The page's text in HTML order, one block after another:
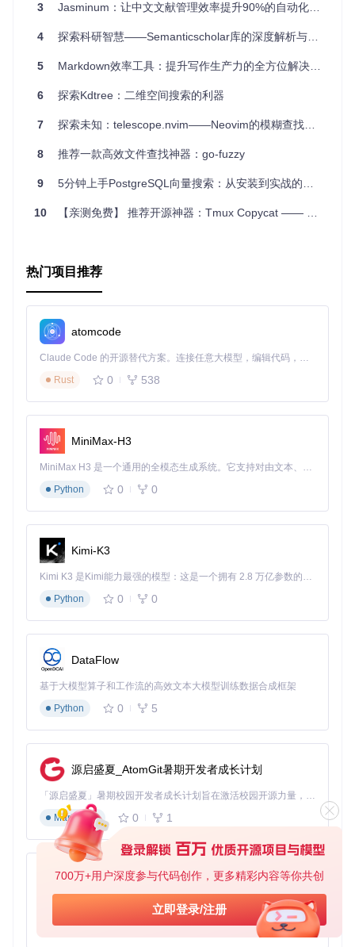
700万+用户深度参与代码创作，更多精彩内容等你共创
立即登录/注册
cs社区对效率和用户体验的关注。如果你尚未尝试过类似工
受高效文件查找的魅力吧！
3 Jasminum：让中文文献管理效率提升90%的自动化解决方案
4 探索科研智慧——Semanticscholar库的深度解析与应用
5 Markdown效率工具：提升写作生产力的全方位解决方案
6 探索Kdtree：二维空间搜索的利器
7 探索未知：telescope.nvim——Neovim的模糊查找利器
8 推荐一款高效文件查找神器：go-fuzzy
9 5分钟上手PostgreSQL向量搜索：从安装到实战的零门槛指南
10 【亲测免费】 推荐开源神器：Tmux Copycat —— 超级增强你的Tmux搜索体验
热门项目推荐
atomcode
Claude Code 的开源替代方案。连接任意大模型，编辑代码，运行命令，自动验证 — 全自动执行。用 Rust 构建，极致性能。 ｜ An open-source alternative to Claude Code. Connect any LLM, edit code, run commands, and verify changes — autonomously. Built in Rust for speed. Get Started
Rust
0 538
MiniMax-H3
MiniMax H3 是一个通用的全模态生成系统。它支持对由文本、图像、视频和音频组成的多模态上下文进行统一理解，并能生成分辨率高达 2K、时长可达 15 秒的带原生立体声音频的视频。得益于面向任务泛化的系统设计，H3 在预训练阶段就已具备广泛的多模态上下文理解与生成能力，能够出色地执行复杂的多模态指令。
Python
0 0
Kimi-K3
Kimi K3 是Kimi能力最强的模型：这是一个拥有 2.8 万亿参数的混合专家（MoE）模型，具备原生视觉理解能力，并支持 100 万 token 的上下文窗口。
Python
0 0
DataFlow
基于大模型算子和工作流的高效文本大模型训练数据合成框架
Python
0 5
源启盛夏_AtomGit暑期开发者成长计划
「源启盛夏」暑期校园开发者成长计划旨在激活校园开源力量，通过积分激励、认证扶持、资源倾斜等形式，引导高校组织和开发者完成「入驻 — 建项目 — 做贡献 — 获认证 — 得资源」的完整闭环。无论你是想带领社团入驻平台的组织者，还是希望用代码贡献证明自己的开发者，都能在这里找到属于你的成长路径。
Markdown
0 1
py-xiaozhi
基于Python的Xiaozhi AI，适用于想要完整Xiaozhi体验而无需拥有专用硬件的用户。
Python
0 1